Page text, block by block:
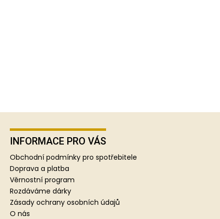
Z
INFORMACE PRO VÁS
Obchodní podmínky pro spotřebitele
Doprava a platba
Věrnostní program
Rozdáváme dárky
Zásady ochrany osobních údajů
O nás